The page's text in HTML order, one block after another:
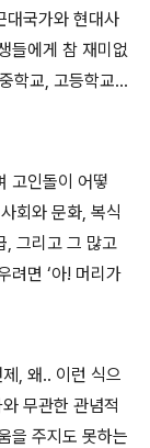
대국가와 현대사
들에게 참 재미없
학교, 고등학교...
고인돌이 어떻
회와 문화, 복식
, 그리고 그 많고
려면 ‘아! 머리가
, 왜.. 이런 식으
무관한 관념적
을 주지도 못하는